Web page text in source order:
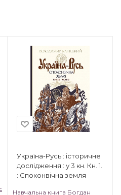
Україна-Русь : історичне
дослідження : у 3 кн. Кн. 1.
: Споконвічна земля
Навчальна книга Богдан